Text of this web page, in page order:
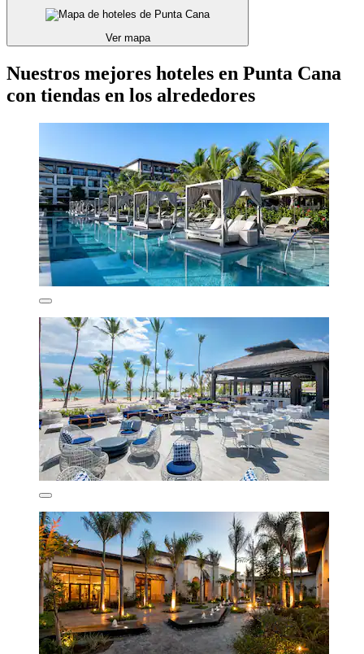
Ver mapa
Nuestros mejores hoteles en Punta Cana
con tiendas en los alrededores